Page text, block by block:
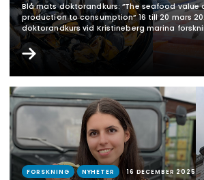
Blå mats doktorandkurs: ”The seafood value
production to consumption” 16 till 20 mars
doktorandkurs vid Kristineberg marina
Fiskebäckskil. Kursdeltagarna kommer att få
sjömatssektorns olika delar ur en mångfald
docs och yrkesverksamma som vill öka sin
FORSKNING NYHETER 16 DECEMBER 2025